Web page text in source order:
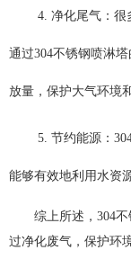
4. 净化尾气：很
通过304不锈钢喷淋
放量，保护大气环境
5. 节约能源：
能够有效地利用水资
综上所述， 304
过净化废气，保护环